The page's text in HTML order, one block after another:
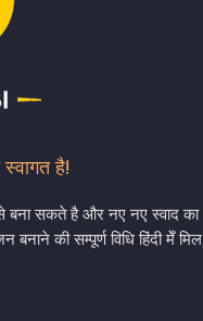
है!
बना सकते है और नए नए स्वाद का
की सम्पूर्ण विधि हिंदी मेँ मिल